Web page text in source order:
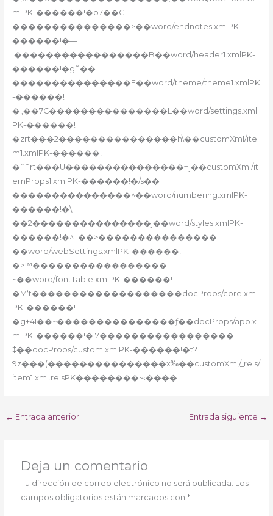
mlPK-������!�p7��C
���������������>��word/endnotes.xmlPK-
������!�—
l�����������������B��word/header1.xmlPK-
������!�g˜��
���������������E��word/theme/theme1.xmlPK
-������!
�„��7C���������������L��word/settings.xml
PK-������!
�zrt���2���������������h\��customXml/ite
m1.xmlPK-������!
�ˆ˜rt���U���������������†]��customXml/it
emProps1.xmlPK-������!�/s��
���������������^��word/numbering.xmlPK-
������!�\|
��2���������������j��word/styles.xmlPK-
������!�^=��>���������������|
��word/webSettings.xmlPK-������!
�>™�����������������-
~��word/fontTable.xmlPK-������!
�M‘t�������������������docProps/core.xml
PK-������!
�g+4I��~���������������ƒ��docProps/app.x
mlPK-������!� 7�����������������
‡��docProps/custom.xmlPK-������!�t?
9z���(���������������x‰��customXml/_rels/
item1.xml.relsPK��������~‹����
← Entrada anterior Entrada siguiente →
Deja un comentario
Tu dirección de correo electrónico no será publicada. Los
campos obligatorios están marcados con*